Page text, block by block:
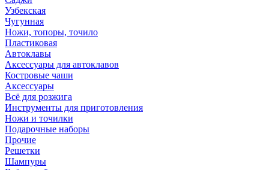
Узбекская
Чугунная
Ножи, топоры, точило
Пластиковая
Автоклавы
Аксессуары для автоклавов
Костровые чаши
Аксессуары
Всё для розжига
Инструменты для приготовления
Ножи и точилки
Подарочные наборы
Прочие
Решетки
Шампуры